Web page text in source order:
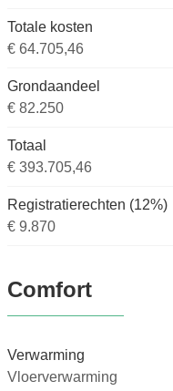
Totale kosten
€ 64.705,46
Grondaandeel
€ 82.250
Totaal
€ 393.705,46
Registratierechten (12%)
€ 9.870
Comfort
Verwarming
Vloerverwarming